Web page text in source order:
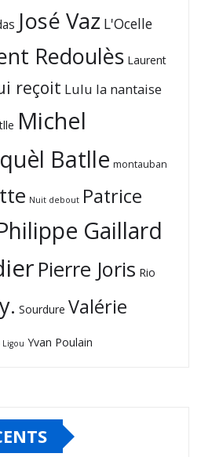
José Vaz L'Ocelle
Redoulès Laurent
reçoit Lulu la nantaise
Michel
Batlle montauban
Nuit debout Patrice
Gaillard
Pierre Joris Rio
Sourdure Valérie
Yvan Poulain